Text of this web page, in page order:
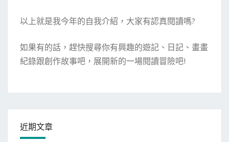
以上就是我今年的自我介紹，大家有認真閱讀嗎?
如果有的話，趕快搜尋你有興趣的遊記、日記、畫畫
紀錄跟創作故事吧，展開新的一場閱讀冒險吧!
近期文章